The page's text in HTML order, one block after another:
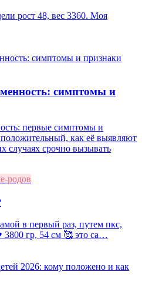
рост 48, вес 3360. Моя
симптомы и
первые симптомы и
как её выявляют
срочно вызывать
родов
в первый раз, путем пкс,
3800 гр, 54 см 🥰 это са…